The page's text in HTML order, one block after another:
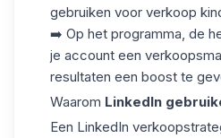
gebruiken voor verkoop
➡️ Op het programma, de
je account een
resultaten een boost te
Waarom LinkedIn
Een LinkedIn